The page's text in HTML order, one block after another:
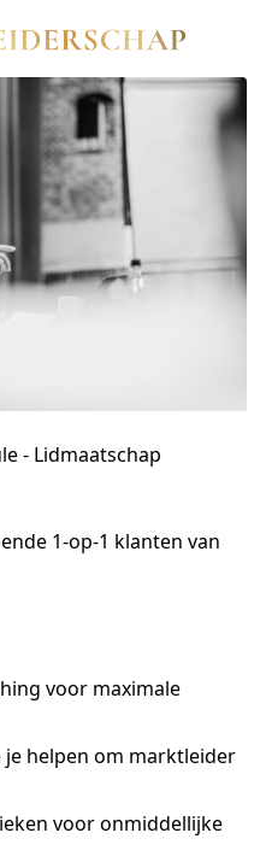
- Lidmaatschap
1-op-1 klanten van
voor maximale
je helpen om marktleider
voor onmiddellijke